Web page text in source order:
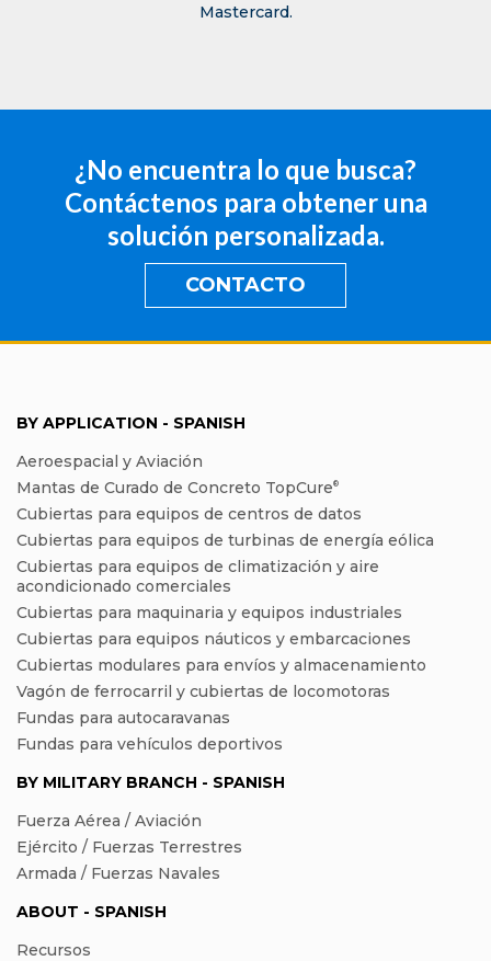
Mastercard.
¿No encuentra lo que busca?
Contáctenos para obtener una
solución personalizada.
CONTACTO
BY APPLICATION - SPANISH
Aeroespacial y Aviación
Mantas de Curado de Concreto TopCure®
Cubiertas para equipos de centros de datos
Cubiertas para equipos de turbinas de energía eólica
Cubiertas para equipos de climatización y aire
acondicionado comerciales
Cubiertas para maquinaria y equipos industriales
Cubiertas para equipos náuticos y embarcaciones
Cubiertas modulares para envíos y almacenamiento
Vagón de ferrocarril y cubiertas de locomotoras
Fundas para autocaravanas
Fundas para vehículos deportivos
BY MILITARY BRANCH - SPANISH
Fuerza Aérea / Aviación
Ejército / Fuerzas Terrestres
Armada / Fuerzas Navales
ABOUT - SPANISH
Recursos